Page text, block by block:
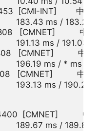
[CMI-INT]        中国
183.43 ms /
[CMNET]          中
191.13 ms /
[CMNET]          中
196.19 ms / * ms /
[CMNET]          中
193.13 ms /
[CMNET]          中
189.67 ms /